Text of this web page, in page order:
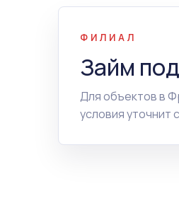
ФИЛИАЛ
Займ
Для объектов в
условия уточнит